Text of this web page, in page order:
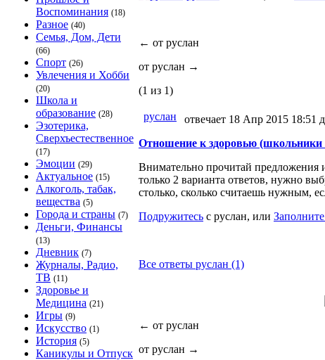
Воспоминания (18)
Разное (40)
Семья, Дом, Дети
(66)
Спорт (26)
Увлечения и Хобби
(20)
Школа и
образование (28)
Эзотерика,
Сверхъестественное
(17)
Эмоции (29)
Актуальное (15)
Алкоголь, табак,
вещества (5)
Города и страны (7)
Деньги, Финансы
(13)
Дневник (7)
Журналы, Радио,
ТВ (11)
Здоровье и
Медицина (21)
Игры (9)
Искусство (1)
История (5)
Каникулы и Отпуск
← от руслан
от руслан →
(1 из 1)
руслан отвечает 18 Апр 2015 18:51
Отношение к здоровью (школьники
Внимательно прочитай предложения
только 2 варианта ответов, нужно
столько, сколько считаешь нужным,
Подружитесь с руслан, или
Все ответы руслан (1)
← от руслан
от руслан →